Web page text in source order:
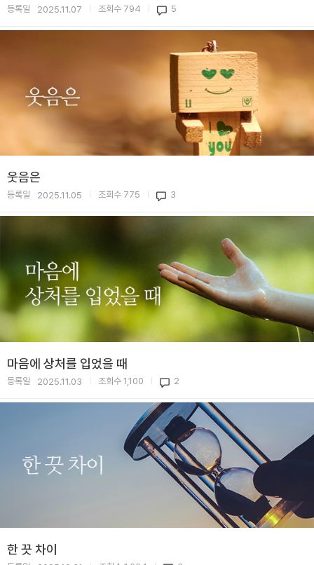
등록일 2025.11.07 조회수 794 5
웃음은
등록일 2025.11.05 조회수 775 3
마음에 상처를 입었을 때
등록일 2025.11.03 조회수 1,100 2
한 끗 차이